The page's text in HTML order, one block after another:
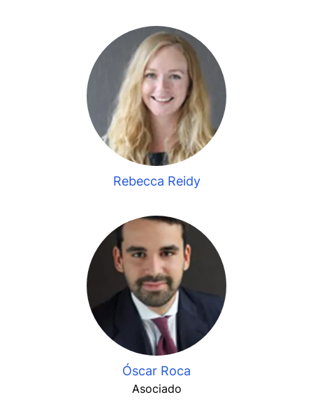
Rebecca Reidy
Óscar Roca
Asociado